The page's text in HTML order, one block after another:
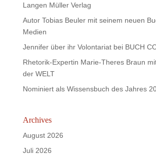
Langen Müller Verlag
Autor Tobias Beuler mit seinem neuen
Medien
Jennifer über ihr Volontariat bei BUCH
Rhetorik-Expertin Marie-Theres Braun
der WELT
Nominiert als Wissensbuch des Jahres
Archives
August 2026
Juli 2026